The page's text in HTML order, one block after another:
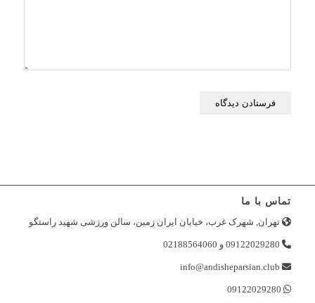
تماس با ما
تهران, شهرک غرب، خیابان ایران زمین، سالن ورزشی شهید راستگو
09122029280 و 02188564060
info@andisheparsian.club
09122029280